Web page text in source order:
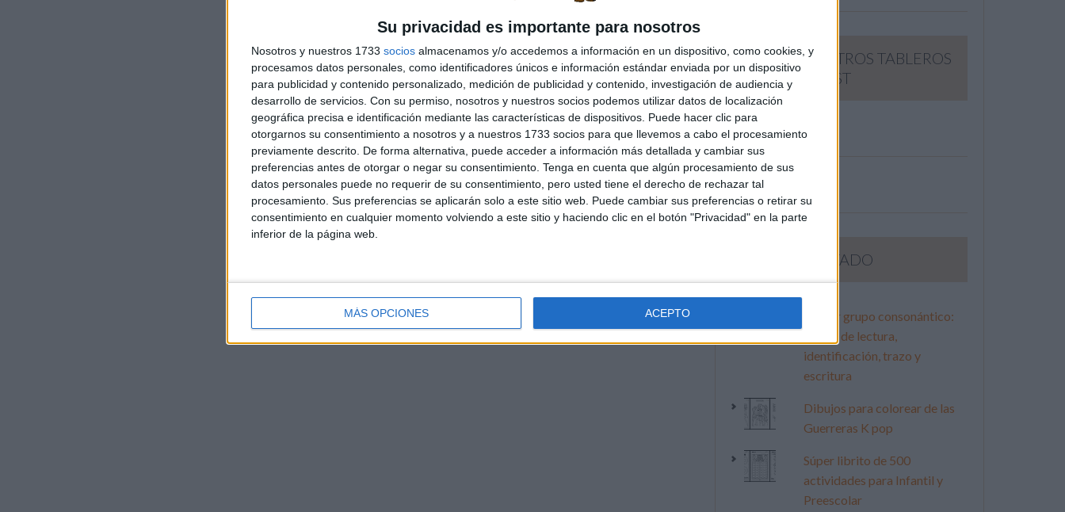
Su privacidad es importante para nosotros
Nosotros y nuestros 1733 socios almacenamos y/o accedemos a información en un dispositivo, como cookies, y
procesamos datos personales, como identificadores únicos e información estándar enviada por un dispositivo
para publicidad y contenido personalizado, medición de publicidad y contenido, investigación de audiencia y
desarrollo de servicios. Con su permiso, nosotros y nuestros socios podemos utilizar datos de localización
geográfica precisa e identificación mediante las características de dispositivos. Puede hacer clic para
otorgarnos su consentimiento a nosotros y a nuestros 1733 socios para que llevemos a cabo el procesamiento
previamente descrito. De forma alternativa, puede acceder a información más detallada y cambiar sus
preferencias antes de otorgar o negar su consentimiento. Tenga en cuenta que algún procesamiento de sus
datos personales puede no requerir de su consentimiento, pero usted tiene el derecho de rechazar tal
procesamiento. Sus preferencias se aplicarán solo a este sitio web. Puede cambiar sus preferencias o retirar su
consentimiento en cualquier momento volviendo a este sitio y haciendo clic en el botón "Privacidad" en la parte
inferior de la página web.
MÁS OPCIONES ACEPTO
SIGUE NUESTROS TABLEROS
EN PINTEREST
LO MÁS VISITADO
Primer grupo consonántico:
Fichas de lectura,
identificación, trazo y
escritura
Dibujos para colorear de las
Guerreras K pop
Súper librito de 500
actividades para Infantil y
Preescolar